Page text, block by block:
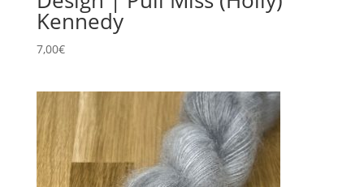
Kennedy
7,00€